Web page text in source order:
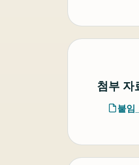
첨부 자
붙임